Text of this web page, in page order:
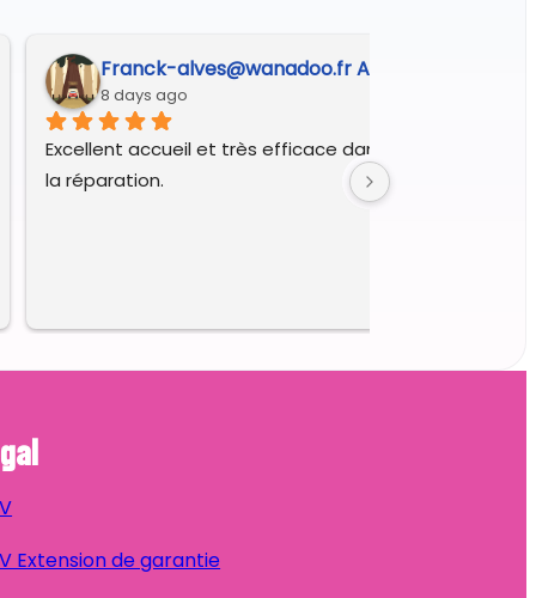
Franck-alves@wanadoo.fr A.
8 days ago
Excellent accueil et très efficace dans le diagnostic et
la réparation.
Extension de garantie